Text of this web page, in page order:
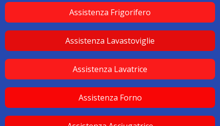
Assistenza Frigorifero
Assistenza Lavastoviglie
Assistenza Lavatrice
Assistenza Forno